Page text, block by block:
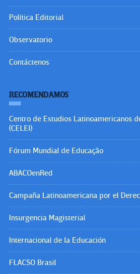
Política Editorial
Observatorio
Contáctenos
RECOMENDAMOS
Centro de Estudios Latinoamericanos
(CELEI)
Fórum Mundial de Educação
ABACOenRed
Campaña Latinoamericana por el
Insurgencia Magisterial
Internacional de la Educación
FLACSO Brasil